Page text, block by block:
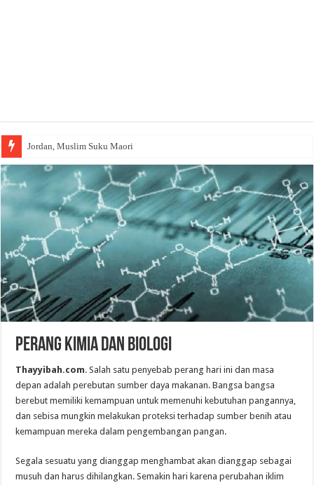
Jordan, Muslim Suku Maori
PERANG KIMIA DAN BIOLOGI
Thayyibah.com. Salah satu penyebab perang hari ini dan masa
depan adalah perebutan sumber daya makanan. Bangsa bangsa
berebut memiliki kemampuan untuk memenuhi kebutuhan pangannya,
dan sebisa mungkin melakukan proteksi terhadap sumber benih atau
kemampuan mereka dalam pengembangan pangan.
Segala sesuatu yang dianggap menghambat akan dianggap sebagai
musuh dan harus dihilangkan. Semakin hari karena perubahan iklim